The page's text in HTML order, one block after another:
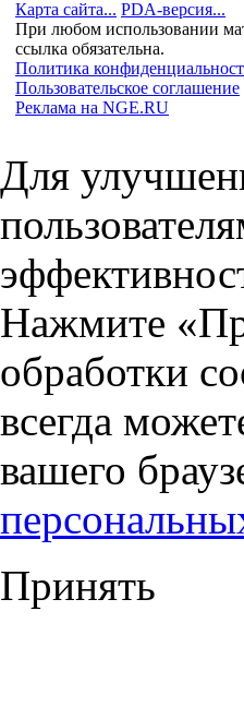
Карта сайта... PDA-версия...
При любом использовании
ссылка обязательна.
Политика
Пользовательское соглашение
Реклама на NGE.RU
Для
Нажмите
обработки
всегда
вашего
Принять